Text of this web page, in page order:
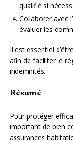
qualifié si
Collaborer avec
évaluer les
Il est essentiel
afin de faciliter le
indemnités.
Résumé
Pour protéger
important de bien
assurances